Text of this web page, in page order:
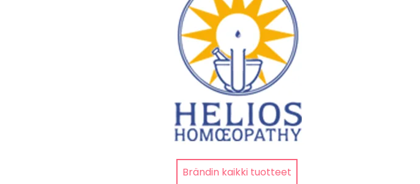
Brändin kaikki tuotteet